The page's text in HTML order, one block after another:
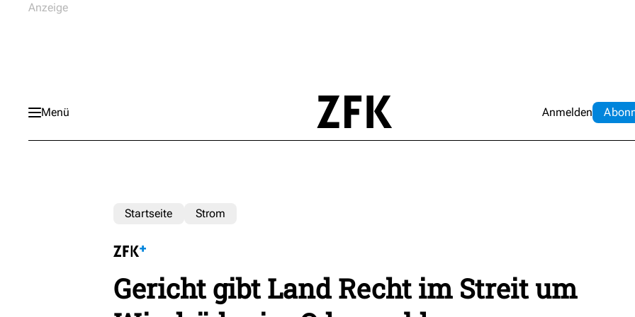
Menü Anmelden Abo
Startseite Strom
Gericht gibt Land Recht im Streit um